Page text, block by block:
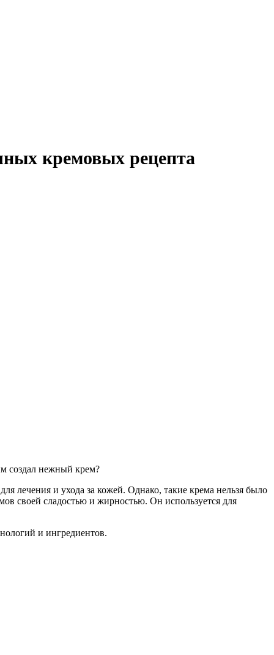
кремовых рецепта
создал нежный крем?
лечения и ухода за кожей. Однако, такие крема нельзя было
своей сладостью и жирностью. Он используется для
и ингредиентов.